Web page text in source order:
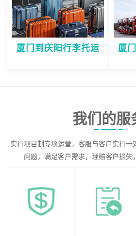
厦门到庆阳行李托运 厦
我们的服
实行项目制专项运营，客服与客户实行一
问题，满足客户需求，理赔客户损失